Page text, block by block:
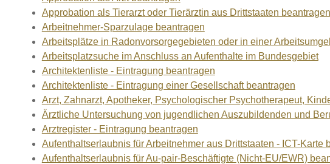
Approbation als Tierarzt oder Tierärztin aus Drittstaaten beantragen
Arbeitnehmer-Sparzulage beantragen
Arbeitsplätze in Radonvorsorgegebieten oder in einer
Arbeitsplatzsuche im Anschluss an Aufenthalte im Bundesgebiet
Architektenliste - Eintragung beantragen
Architektenliste - Eintragung einer Gesellschaft beantragen
Arzt, Zahnarzt, Apotheker, Psychologischer Psychotherapeut,
Ärztliche Untersuchung von jugendlichen Auszubildenden und
Arztregister - Eintragung beantragen
Aufenthaltserlaubnis für Arbeitnehmer aus Drittstaaten - ICT-Karte
Aufenthaltserlaubnis für Au-pair-Beschäftigte (Nicht-EU/EWR)